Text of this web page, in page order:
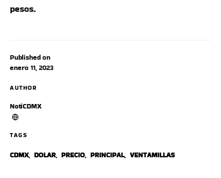
Published on
enero 11, 2023
AUTHOR
NotiCDMX
TAGS
CDMX, DOLAR, PRECIO, PRINCIPAL, VENTAMILLAS
pesos.